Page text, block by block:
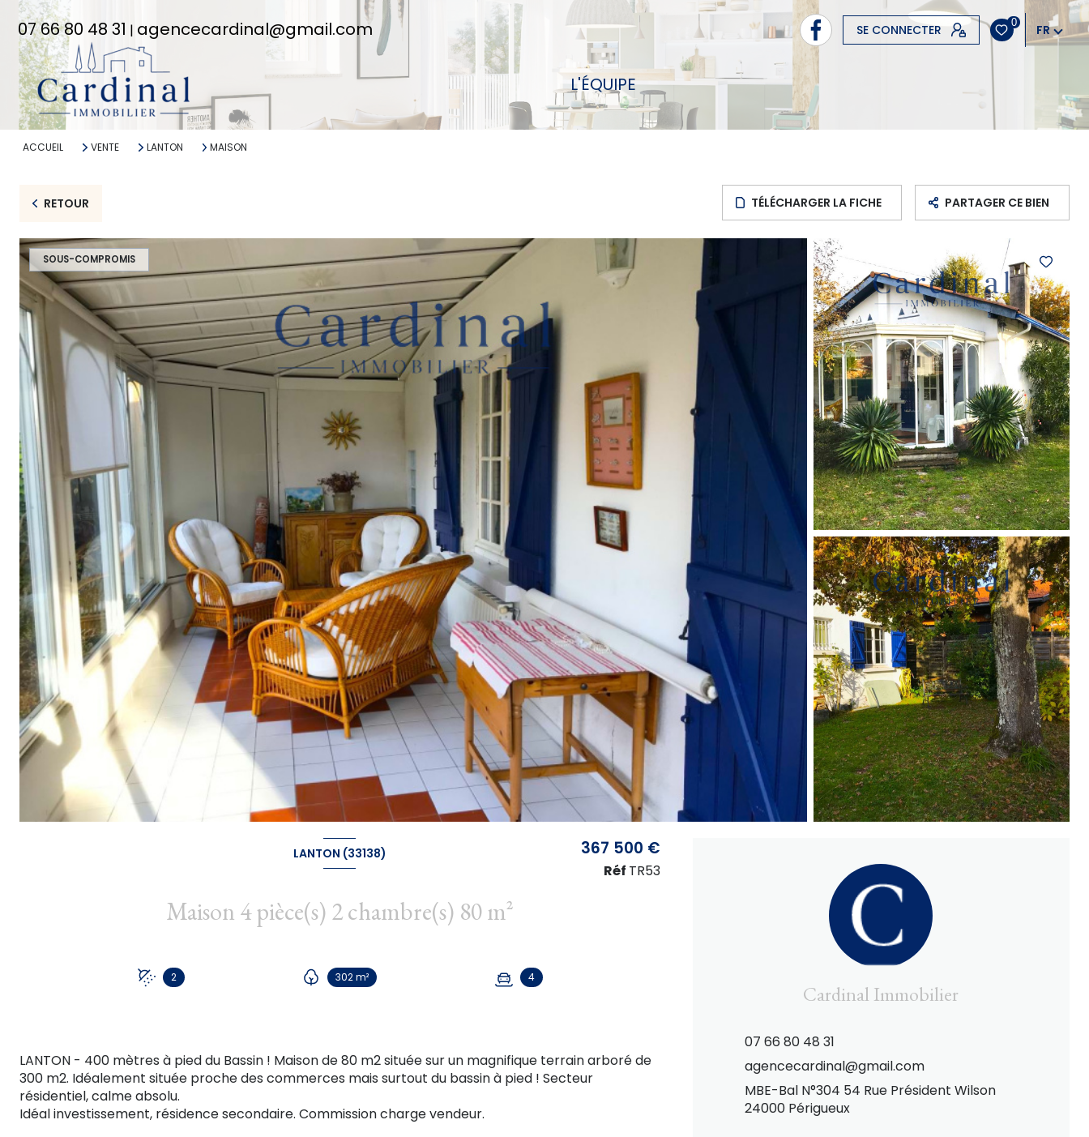
07 66 80 48 31 | agencecardinal@gmail.com SE CONNECTER 0 FR
L'ÉQUIPE
ACCUEIL VENTE LANTON MAISON
RETOUR TÉLÉCHARGER LA FICHE PARTAGER CE BIEN
SOUS-COMPROMIS
LANTON (33138)
Maison 4 pièce(s) 2 chambre(s) 80 m²
2 302 m² 4
367 500 €
Réf TR53
LANTON - 400 mètres à pied du Bassin ! Maison de 80 m2 située sur un magnifique terrain arboré de
300 m2. Idéalement située proche des commerces mais surtout du bassin à pied ! Secteur
résidentiel, calme absolu.
Idéal investissement, résidence secondaire. Commission charge vendeur.
Cardinal Immobilier
07 66 80 48 31
agencecardinal@gmail.com
MBE-Bal N°304 54 Rue Président Wilson
24000 Périgueux